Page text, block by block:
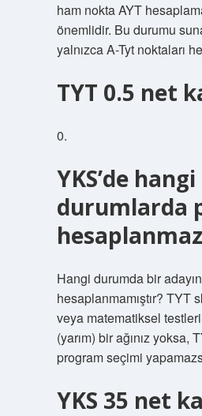
ham nokta AYT
önemlidir. Bu durumu
yalnızca A-Tyt noktaları
TYT 0.5 net
0.
YKS’de hangi
durumlarda
Hangi durumda bir
hesaplanmamıştır? TYT
veya matematiksel
(yarım) bir ağınız yoksa,
program seçimi
YKS 35 net